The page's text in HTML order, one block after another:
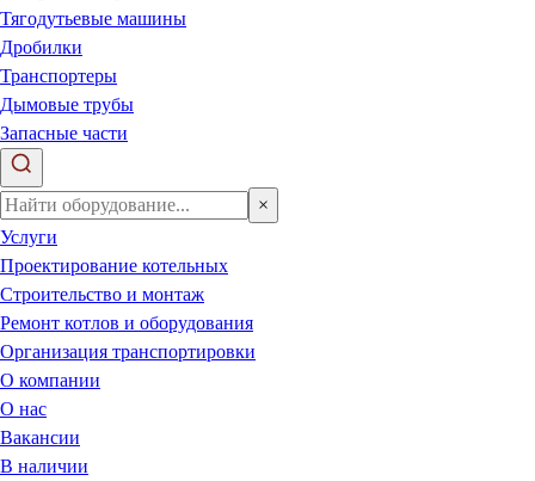
Тягодутьевые машины
Дробилки
Транспортеры
Дымовые трубы
Запасные части
×
Услуги
Проектирование котельных
Строительство и монтаж
Ремонт котлов и оборудования
Организация транспортировки
О компании
О нас
Вакансии
В наличии